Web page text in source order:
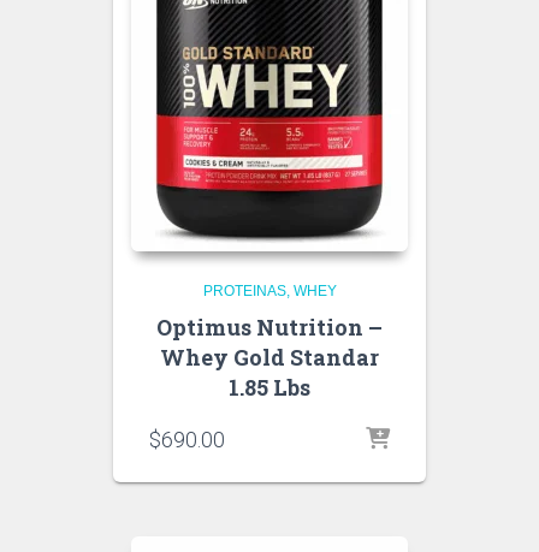
PROTEINAS WHEY
Optimus Nutrition –
Whey Gold Standar
1.85 Lbs
$690.00